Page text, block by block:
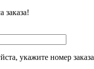
заказа!
укажите номер заказа